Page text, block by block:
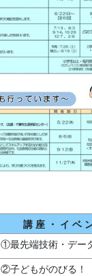
講 座 ・ イ ベ
①最先端技術・デー
②子どもがのびる！